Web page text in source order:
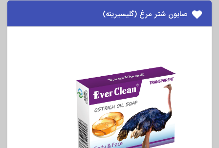
صابون شتر مرغ (گلیسیرینه)